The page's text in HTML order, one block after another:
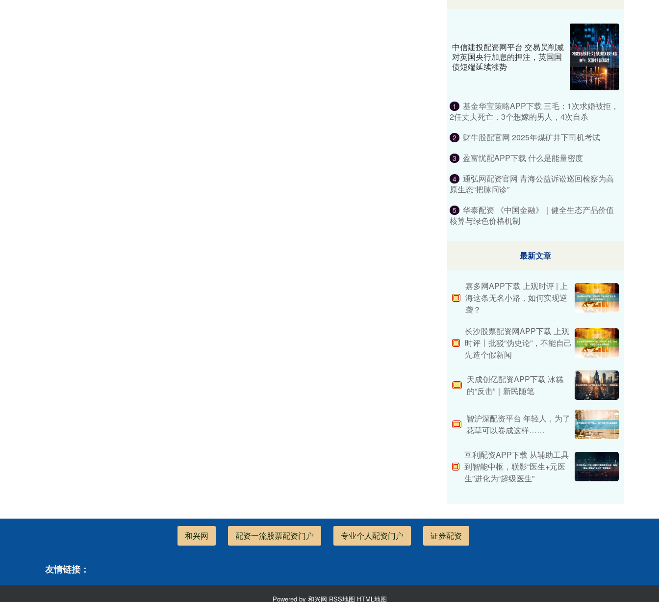
中信建投配资网平台 交易员削减
对英国央行加息的押注，英国国
债短端延续涨势
1
基金华宝策略APP下载 三毛：1次求婚被拒，
2任丈夫死亡，3个想嫁的男人，4次自杀
2 财牛股配官网 2025年煤矿井下司机考试
3 盈富忧配APP下载 什么是能量密度
4
通弘网配资官网 青海公益诉讼巡回检察为高
原生态“把脉问诊”
5
华泰配资 《中国金融》｜健全生态产品价值
核算与绿色价格机制
最新文章
嘉多网APP下载 上观时评 | 上
海这条无名小路，如何实现逆
袭？
长沙股票配资网APP下载 上观
时评丨批驳“伪史论”，不能自己
先造个假新闻
天成创亿配资APP下载 冰糕
的“反击”｜新民随笔
智沪深配资平台 年轻人，为了
花草可以卷成这样……
互利配资APP下载 从辅助工具
到智能中枢，联影“医生+元医
生”进化为“超级医生”
和兴网 配资一流股票配资门户 专业个人配资门户 证券配资
友情链接：
Powered by 和兴网 RSS地图 HTML地图